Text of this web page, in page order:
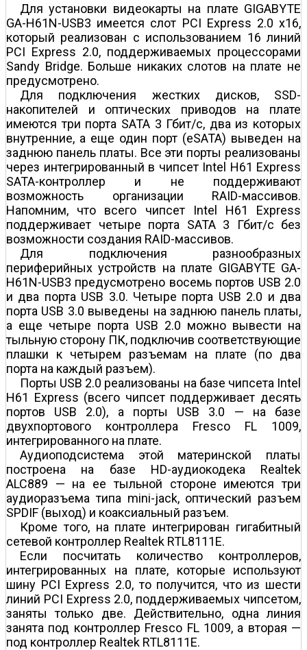
Для установки видеокарты на плате GIGABYTE
GA-H61N-USB3 имеется слот PCI Express 2.0 x16,
который реализован с использованием 16 линий
PCI Express 2.0, поддерживаемых процессорами
Sandy Bridge. Больше никаких слотов на плате не
предусмотрено.
Для подключения жестких дисков, SSD-
накопителей и оптических приводов на плате
имеются три порта SATA 3 Гбит/с, два из которых
внутренние, а еще один порт (eSATA) выведен на
заднюю панель платы. Все эти порты реализованы
через интегрированный в чипсет Intel H61 Express
SATA-контроллер и не поддерживают
возможность организации RAID-массивов.
Напомним, что всего чипсет Intel H61 Express
поддерживает четыре порта SATA 3 Гбит/с без
возможности создания RAID-массивов.
Для подключения разнообразных
периферийных устройств на плате GIGABYTE GA-
H61N-USB3 предусмотрено восемь портов USB 2.0
и два порта USB 3.0. Четыре порта USB 2.0 и два
порта USB 3.0 выведены на заднюю панель платы,
а еще четыре порта USB 2.0 можно вывести на
тыльную сторону ПК, подключив соответствующие
плашки к четырем разъемам на плате (по два
порта на каждый разъем).
Порты USB 2.0 реализованы на базе чипсета Intel
H61 Express (всего чипсет поддерживает десять
портов USB 2.0), а порты USB 3.0 — на базе
двухпортового контроллера Fresco FL 1009,
интегрированного на плате.
Аудиоподсистема этой материнской платы
построена на базе HD-аудиокодека Realtek
ALC889 — на ее тыльной стороне имеются три
аудиоразъема типа mini-jack, оптический разъем
SPDIF (выход) и коаксиальный разъем.
Кроме того, на плате интегрирован гигабитный
сетевой контроллер Realtek RTL8111E.
Если посчитать количество контроллеров,
интегрированных на плате, которые используют
шину PCI Express 2.0, то получится, что из шести
линий PCI Express 2.0, поддерживаемых чипсетом,
заняты только две. Действительно, одна линия
занята под контроллер Fresco FL 1009, а вторая —
под контроллер Realtek RTL8111E.